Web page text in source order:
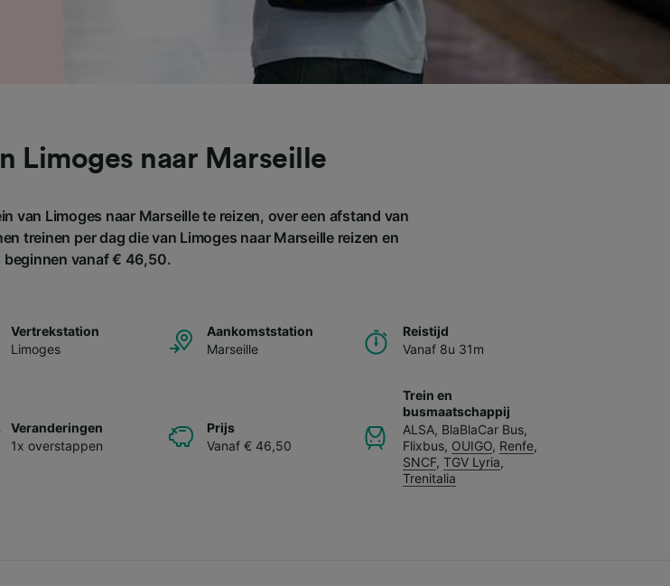
Limoges naar Marseille
van Limoges naar Marseille te reizen, over een afstand van
treinen per dag die van Limoges naar Marseille reizen en
beginnen vanaf € 46,50.
Vertrekstation
Limoges
Aankomststation
Marseille
Reistijd
Vanaf 8u 31m
Veranderingen
1x overstappen
Prijs
Vanaf € 46,50
Trein en
busmaatschappij
ALSA, BlaBlaCar Bus,
Flixbus, OUIGO, Renfe,
SNCF, TGV Lyria,
Trenitalia